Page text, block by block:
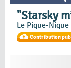
"Starsky
Le Pique-